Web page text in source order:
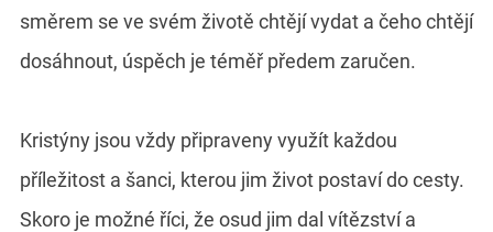
směrem se ve svém životě chtějí vydat a čeho chtějí
dosáhnout, úspěch je téměř předem zaručen.
Kristýny jsou vždy připraveny využít každou
příležitost a šanci, kterou jim život postaví do cesty.
Skoro je možné říci, že osud jim dal vítězství a